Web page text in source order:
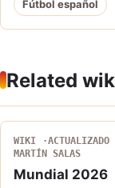
Fútbol español
Related
WIKI
MARTÍN SALAS
Mundial 2026